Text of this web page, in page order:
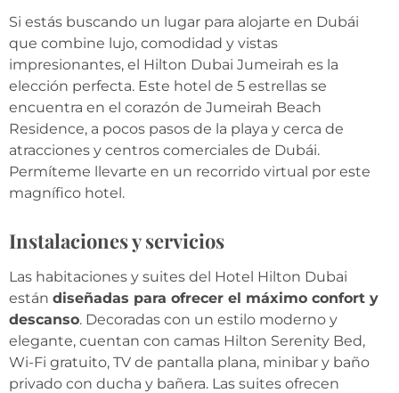
Si estás buscando un lugar para alojarte en Dubái
que combine lujo, comodidad y vistas
impresionantes, el Hilton Dubai Jumeirah es la
elección perfecta. Este hotel de 5 estrellas se
encuentra en el corazón de Jumeirah Beach
Residence, a pocos pasos de la playa y cerca de
atracciones y centros comerciales de Dubái.
Permíteme llevarte en un recorrido virtual por este
magnífico hotel.
Instalaciones y servicios
Las habitaciones y suites del Hotel Hilton Dubai
están diseñadas para ofrecer el máximo confort y
descanso. Decoradas con un estilo moderno y
elegante, cuentan con camas Hilton Serenity Bed,
Wi-Fi gratuito, TV de pantalla plana, minibar y baño
privado con ducha y bañera. Las suites ofrecen